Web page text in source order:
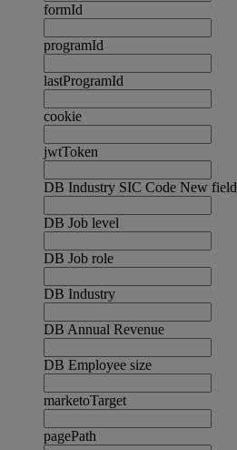
formId
programId
lastProgramId
cookie
jwtToken
DB Industry SIC Code New field
DB Job level
DB Job role
DB Industry
DB Annual Revenue
DB Employee size
marketoTarget
pagePath